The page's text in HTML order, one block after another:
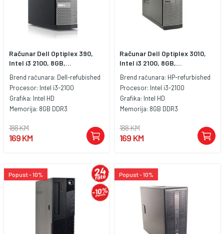
Računar Dell Optiplex 390,
Intel i3 2100, 8GB,...
Brend računara: Dell-refubished
Procesor: Intel i3-2100
Grafika: Intel HD
Memorija: 8GB DDR3
188 KM
169 KM
Računar Dell Optiplex 3010,
Intel i3 2100, 8GB,...
Brend računara: HP-refurbished
Procesor: Intel i3-2100
Grafika: Intel HD
Memorija: 8GB DDR3
188 KM
169 KM
Popust - 10% Popust - 10%